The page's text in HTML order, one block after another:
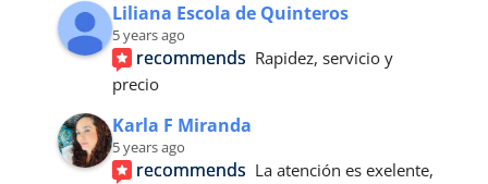
Liliana Escola de Quinteros
5 years ago
recommends Rapidez, servicio y
precio
Karla F Miranda
5 years ago
recommends La atención es exelente,